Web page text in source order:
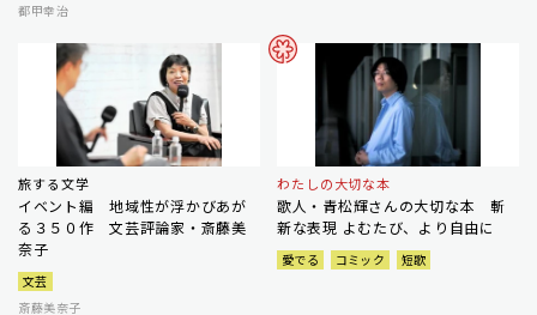
都甲幸治
旅する文学
イベント編 地域性が浮かびあが
る３５０作 文芸評論家・斎藤美
奈子
文芸
斎藤美奈子
わたしの大切な本
歌人・青松輝さんの大切な本 斬
新な表現 よむたび、より自由に
愛でる コミック 短歌